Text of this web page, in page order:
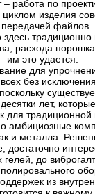
– ​работа по
изделия
файлов.
здесь
расхода
​им это удается.
для
без
лет,
для
амбициозные
и металла.
достаточно
до
из